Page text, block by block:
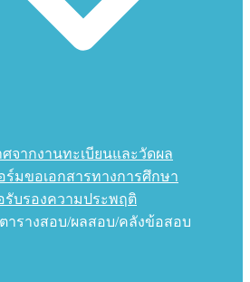
จากงานทะเบียนและวัดผล
ร์มขอเอกสารทางการศึกษา
รับรองความประพฤติ
ตารางสอบ/ผลสอบ/คลังข้อสอบ